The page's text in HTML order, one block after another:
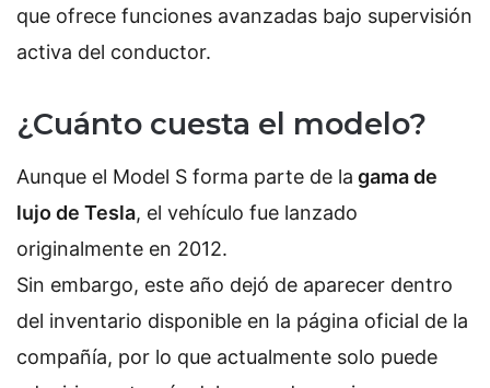
que ofrece funciones avanzadas bajo supervisión
activa del conductor.
¿Cuánto cuesta el modelo?
Aunque el Model S forma parte de la gama de
lujo de Tesla, el vehículo fue lanzado
originalmente en 2012.
Sin embargo, este año dejó de aparecer dentro
del inventario disponible en la página oficial de la
compañía, por lo que actualmente solo puede